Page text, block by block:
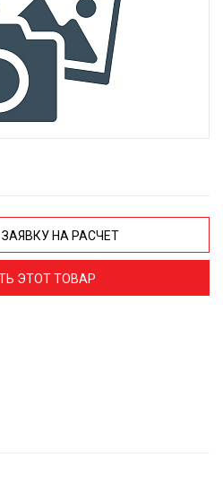
НА РАСЧЕТ
ЭТОТ ТОВАР